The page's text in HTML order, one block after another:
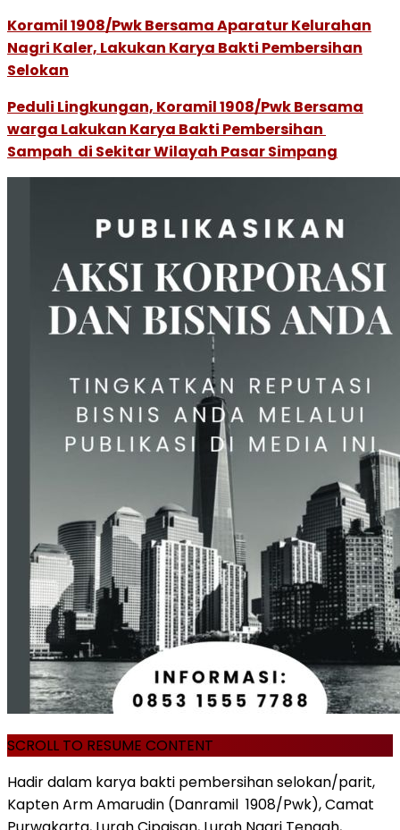
Koramil 1908/Pwk Bersama Aparatur Kelurahan
Nagri Kaler, Lakukan Karya Bakti Pembersihan
Selokan
Peduli Lingkungan, Koramil 1908/Pwk Bersama
warga Lakukan Karya Bakti Pembersihan
Sampah di Sekitar Wilayah Pasar Simpang
SCROLL TO RESUME CONTENT
Hadir dalam karya bakti pembersihan selokan/parit,
Kapten Arm Amarudin (Danramil 1908/Pwk), Camat